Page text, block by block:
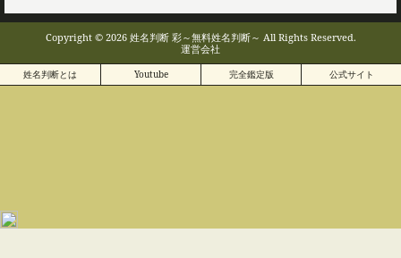
Copyright © 2026 姓名判断 彩～無料姓名判断～ All Rights Reserved.
運営会社
姓名判断とは Youtube 完全鑑定版 公式サイト